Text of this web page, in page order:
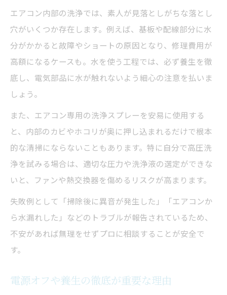
エアコン内部の洗浄では、素人が見落としがちな落とし
穴がいくつか存在します。例えば、基板や配線部分に水
分がかかると故障やショートの原因となり、修理費用が
高額になるケースも。水を使う工程では、必ず養生を徹
底し、電気部品に水が触れないよう細心の注意を払いま
しょう。
また、エアコン専用の洗浄スプレーを安易に使用する
と、内部のカビやホコリが奥に押し込まれるだけで根本
的な清掃にならないこともあります。特に自分で高圧洗
浄を試みる場合は、適切な圧力や洗浄液の選定ができな
いと、ファンや熱交換器を傷めるリスクが高まります。
失敗例として「掃除後に異音が発生した」「エアコンか
ら水漏れした」などのトラブルが報告されているため、
不安があれば無理をせずプロに相談することが安全で
す。
電源オフや養生の徹底が重要な理由